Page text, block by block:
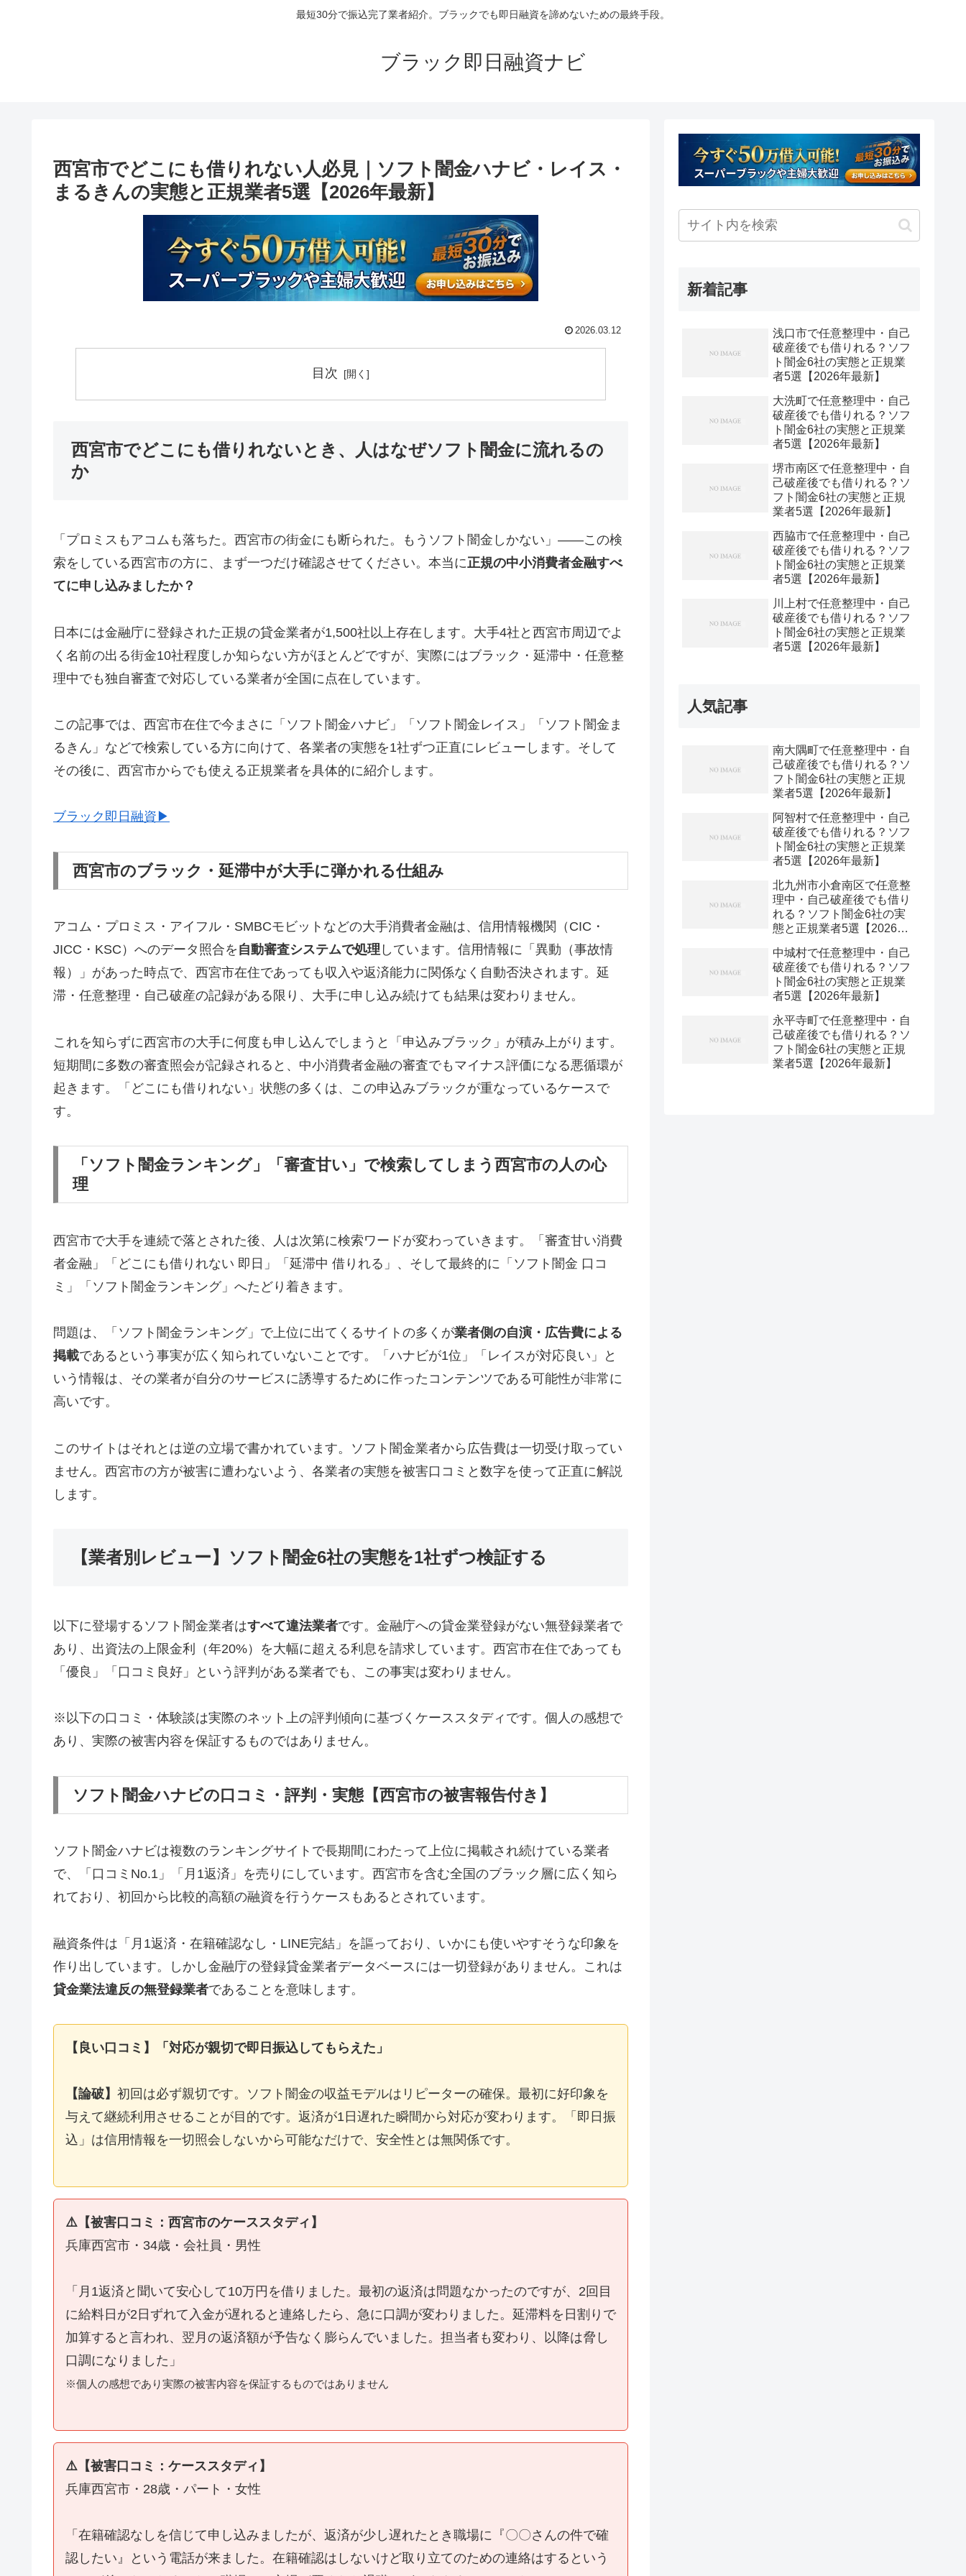
最短30分で振込完了業者紹介。ブラックでも即日融資を諦めないための最終手段。
ブラック即日融資ナビ
西宮市でどこにも借りれない人必見｜ソフト闇金ハナビ・レイス・
まるきんの実態と正規業者5選【2026年最新】
2026.03.12
目次
西宮市でどこにも借りれないとき、人はなぜソフト闇金に流れるの
か
「プロミスもアコムも落ちた。西宮市の街金にも断られた。もうソフト闇金しかない」——この検
索をしている西宮市の方に、まず一つだけ確認させてください。本当に正規の中小消費者金融すべ
てに申し込みましたか？
日本には金融庁に登録された正規の貸金業者が1,500社以上存在します。大手4社と西宮市周辺でよ
く名前の出る街金10社程度しか知らない方がほとんどですが、実際にはブラック・延滞中・任意整
理中でも独自審査で対応している業者が全国に点在しています。
この記事では、西宮市在住で今まさに「ソフト闇金ハナビ」「ソフト闇金レイス」「ソフト闇金ま
るきん」などで検索している方に向けて、各業者の実態を1社ずつ正直にレビューします。そして
その後に、西宮市からでも使える正規業者を具体的に紹介します。
ブラック即日融資▶
西宮市のブラック・延滞中が大手に弾かれる仕組み
アコム・プロミス・アイフル・SMBCモビットなどの大手消費者金融は、信用情報機関（CIC・
JICC・KSC）へのデータ照合を 自動審査システムで処理 しています。信用情報に「異動（事故情
報）」があった時点で、西宮市在住であっても収入や返済能力に関係なく自動否決されます。延
滞・任意整理・自己破産の記録がある限り、大手に申し込み続けても結果は変わりません。
これを知らずに西宮市の大手に何度も申し込んでしまうと「申込みブラック」が積み上がります。
短期間に多数の審査照会が記録されると、中小消費者金融の審査でもマイナス評価になる悪循環が
起きます。「どこにも借りれない」状態の多くは、この申込みブラックが重なっているケースで
す。
「ソフト闇金ランキング」「審査甘い」で検索してしまう西宮市の人の心
理
西宮市で大手を連続で落とされた後、人は次第に検索ワードが変わっていきます。「審査甘い消費
者金融」「どこにも借りれない 即日」「延滞中 借りれる」、そして最終的に「ソフト闇金 口コ
ミ」「ソフト闇金ランキング」へたどり着きます。
問題は、「ソフト闇金ランキング」で上位に出てくるサイトの多くが業者側の自演・広告費による
掲載であるという事実が広く知られていないことです。「ハナビが1位」「レイスが対応良い」と
いう情報は、その業者が自分のサービスに誘導するために作ったコンテンツである可能性が非常に
高いです。
このサイトはそれとは逆の立場で書かれています。ソフト闇金業者から広告費は一切受け取ってい
ません。西宮市の方が被害に遭わないよう、各業者の実態を被害口コミと数字を使って正直に解説
します。
【業者別レビュー】ソフト闇金6社の実態を1社ずつ検証する
以下に登場するソフト闇金業者はすべて違法業者です。金融庁への貸金業登録がない無登録業者で
あり、出資法の上限金利（年20%）を大幅に超える利息を請求しています。西宮市在住であっても
「優良」「口コミ良好」という評判がある業者でも、この事実は変わりません。
※以下の口コミ・体験談は実際のネット上の評判傾向に基づくケーススタディです。個人の感想で
あり、実際の被害内容を保証するものではありません。
ソフト闇金ハナビの口コミ・評判・実態【西宮市の被害報告付き】
ソフト闇金ハナビは複数のランキングサイトで長期間にわたって上位に掲載され続けている業者
で、「口コミNo.1」「月1返済」を売りにしています。西宮市を含む全国のブラック層に広く知ら
れており、初回から比較的高額の融資を行うケースもあるとされています。
融資条件は「月1返済・在籍確認なし・LINE完結」を謳っており、いかにも使いやすそうな印象を
作り出しています。しかし金融庁の登録貸金業者データベースには一切登録がありません。これは
貸金業法違反の無登録業者であることを意味します。
【良い口コミ】「対応が親切で即日振込してもらえた」
【論破】 初回は必ず親切です。ソフト闇金の収益モデルはリピーターの確保。最初に好印象を
与えて継続利用させることが目的です。返済が1日遅れた瞬間から対応が変わります。「即日振
込」は信用情報を一切照会しないから可能なだけで、安全性とは無関係です。
⚠️【被害口コミ：西宮市のケーススタディ】
兵庫西宮市・34歳・会社員・男性
「月1返済と聞いて安心して10万円を借りました。最初の返済は問題なかったのですが、2回目
に給料日が2日ずれて入金が遅れると連絡したら、急に口調が変わりました。延滞料を日割りで
加算すると言われ、翌月の返済額が予告なく膨らんでいました。担当者も変わり、以降は脅し
口調になりました」
※個人の感想であり実際の被害内容を保証するものではありません
⚠️【被害口コミ：ケーススタディ】
兵庫西宮市・28歳・パート・女性
「在籍確認なしを信じて申し込みましたが、返済が少し遅れたとき職場に『〇〇さんの件で確
認したい』という電話が来ました。在籍確認はしないけど取り立てのための連絡はするという
新着記事
浅口市で任意整理中・自己
破産後でも借りれる？ソフ
ト闇金6社の実態と正規業
者5選【2026年最新】
大洗町で任意整理中・自己
破産後でも借りれる？ソフ
ト闇金6社の実態と正規業
者5選【2026年最新】
堺市南区で任意整理中・自
己破産後でも借りれる？ソ
フト闇金6社の実態と正規
業者5選【2026年最新】
西脇市で任意整理中・自己
破産後でも借りれる？ソフ
ト闇金6社の実態と正規業
者5選【2026年最新】
川上村で任意整理中・自己
破産後でも借りれる？ソフ
ト闇金6社の実態と正規業
者5選【2026年最新】
人気記事
南大隅町で任意整理中・自
己破産後でも借りれる？ソ
フト闇金6社の実態と正規
業者5選【2026年最新】
阿智村で任意整理中・自己
破産後でも借りれる？ソフ
ト闇金6社の実態と正規業
者5選【2026年最新】
北九州市小倉南区で任意整
理中・自己破産後でも借り
れる？ソフト闇金6社の実
態と正規業者5選【2026年
中城村で任意整理中・自己
破産後でも借りれる？ソフ
ト闇金6社の実態と正規業
者5選【2026年最新】
永平寺町で任意整理中・自
己破産後でも借りれる？ソ
フト闇金6社の実態と正規
業者5選【2026年最新】